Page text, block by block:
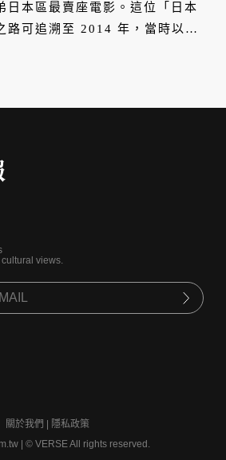
日本區最賣座電影。這位「日本
路可追溯至 2014 年，當時以
views.
關於我們
隱私政策
© VERSE All rights reserved.